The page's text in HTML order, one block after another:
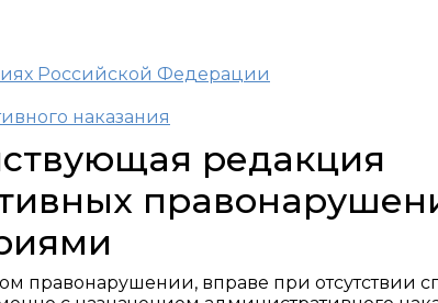
Российской Федерации
наказания
редакция
правонарушении, вправе при отсутствии